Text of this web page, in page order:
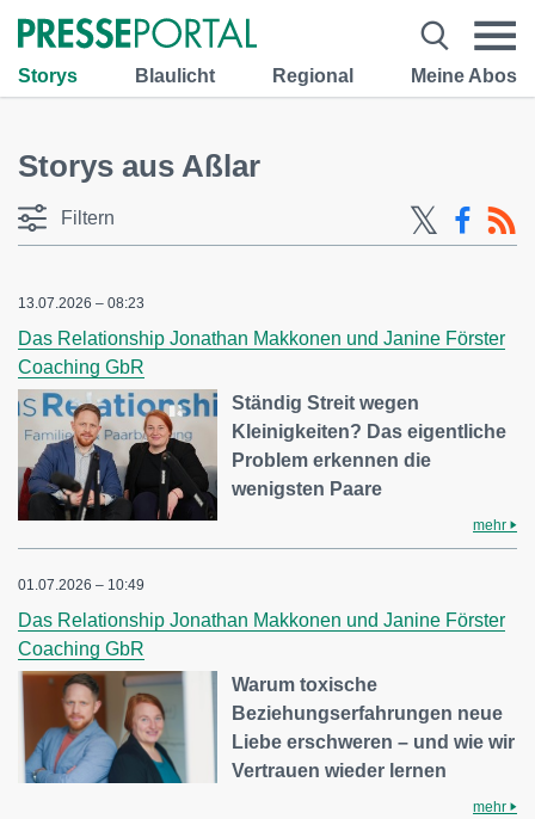
Storys Blaulicht Regional Meine Abos
Storys aus Aßlar
Filtern
13.07.2026 – 08:23
Das Relationship Jonathan Makkonen und Janine Förster
Coaching GbR
Ständig Streit wegen
Kleinigkeiten? Das eigentliche
Problem erkennen die
wenigsten Paare
mehr
01.07.2026 – 10:49
Das Relationship Jonathan Makkonen und Janine Förster
Coaching GbR
Warum toxische
Beziehungserfahrungen neue
Liebe erschweren – und wie wir
Vertrauen wieder lernen
mehr